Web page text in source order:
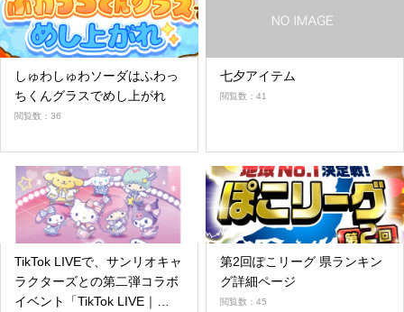
しゅわしゅわソーダはふわっ
ちくんグラスでめし上がれ
閲覧数：36
七夕アイテム
閲覧数：41
TikTok LIVEで、サンリオキャ
ラクターズとの第二弾コラボ
イベント「TikTok LIVE｜
第2回ぽこリーグ 県ランキン
グ詳細ページ
閲覧数：45